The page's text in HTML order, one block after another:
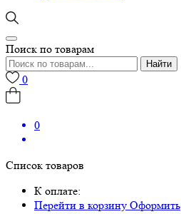
Поиск по товарам
Найти
0
0
Список товаров
К оплате:
Перейти в корзину Оформить